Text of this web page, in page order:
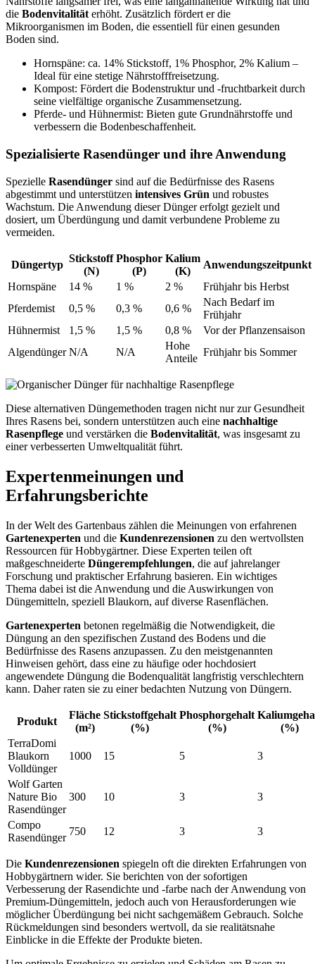
die Bodenvitalität erhöht. Zusätzlich fördert er die
Mikroorganismen im Boden, die essentiell für einen gesunden
Boden sind.
Hornspäne: ca. 14% Stickstoff, 1% Phosphor, 2% Kalium –
Ideal für eine stetige Nährstofffreisetzung.
Kompost: Fördert die Bodenstruktur und -fruchtbarkeit durch
seine vielfältige organische Zusammensetzung.
Pferde- und Hühnermist: Bieten gute Grundnährstoffe und
verbessern die Bodenbeschaffenheit.
Spezialisierte Rasendünger und ihre Anwendung
Spezielle Rasendünger sind auf die Bedürfnisse des Rasens
abgestimmt und unterstützen intensives Grün und robustes
Wachstum. Die Anwendung dieser Dünger erfolgt gezielt und
dosiert, um Überdüngung und damit verbundene Probleme zu
vermeiden.
Düngertyp
Stickstoff
(N)
Phosphor
(P)
Kalium
(K)
Anwendungszeitpunkt
Hornspäne
14 % 1 % 2 %
Frühjahr bis Herbst
Pferdemist
0,5 % 0,3 % 0,6 %
Nach Bedarf im
Frühjahr
Hühnermist
1,5 % 1,5 % 0,8 %
Vor der Pflanzensaison
Algendünger N/A N/A
Hohe
Anteile
Frühjahr bis Sommer
Diese alternativen Düngemethoden tragen nicht nur zur Gesundheit
Ihres Rasens bei, sondern unterstützen auch eine nachhaltige
Rasenpflege und verstärken die Bodenvitalität, was insgesamt zu
einer verbesserten Umweltqualität führt.
Expertenmeinungen und
Erfahrungsberichte
In der Welt des Gartenbaus zählen die Meinungen von erfahrenen
Gartenexperten und die Kundenrezensionen zu den wertvollsten
Ressourcen für Hobbygärtner. Diese Experten teilen oft
maßgeschneiderte Düngerempfehlungen, die auf jahrelanger
Forschung und praktischer Erfahrung basieren. Ein wichtiges
Thema dabei ist die Anwendung und die Auswirkungen von
Düngemitteln, speziell Blaukorn, auf diverse Rasenflächen.
Gartenexperten betonen regelmäßig die Notwendigkeit, die
Düngung an den spezifischen Zustand des Bodens und die
Bedürfnisse des Rasens anzupassen. Zu den meistgenannten
Hinweisen gehört, dass eine zu häufige oder hochdosiert
angewendete Düngung die Bodenqualität langfristig verschlechtern
kann. Daher raten sie zu einer bedachten Nutzung von Düngern.
Produkt
Fläche
(m²)
Stickstoffgehalt
(%)
Phosphorgehalt
(%)
(%)
TerraDomi
Blaukorn
Volldünger
1000 15 5 3
Wolf Garten
Nature Bio
Rasendünger
300 10 3 3
Compo
Rasendünger
750 12 3 3
Die Kundenrezensionen spiegeln oft die direkten Erfahrungen von
Hobbygärtnern wider. Sie berichten von der sofortigen
Verbesserung der Rasendichte und -farbe nach der Anwendung von
Premium-Düngemitteln, jedoch auch von Herausforderungen wie
möglicher Überdüngung bei nicht sachgemäßem Gebrauch. Solche
Rückmeldungen sind besonders wertvoll, da sie realitätsnahe
Einblicke in die Effekte der Produkte bieten.